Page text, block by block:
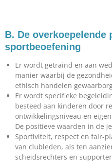
B. De
sportbeoefening
Er wordt getraind en aan
manier waarbij de
ethisch handelen
Er wordt specifieke
besteed aan kinderen door
ontwikkelingsniveau en
De positieve waarden in de
Sportiviteit, respect en fair-
van clubleden, als ten
scheidsrechters en